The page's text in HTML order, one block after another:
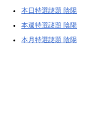
本日特選謎題 陰陽
本週特選謎題 陰陽
本月特選謎題 陰陽